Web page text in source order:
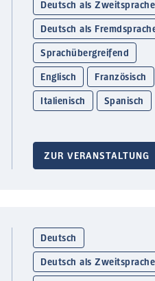
Deutsch als Zweitsprache
Deutsch als
Sprachübergreifend
Englisch Französisch
Italienisch Spanisch
ZUR VERANSTALTUNG
Deutsch
Deutsch als Zweitsprache